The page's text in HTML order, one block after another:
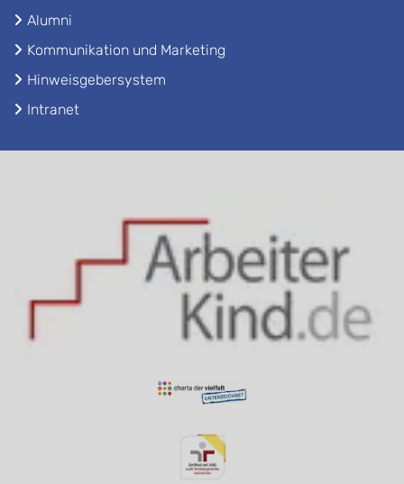
Alumni
Kommunikation und Marketing
Hinweisgebersystem
Intranet